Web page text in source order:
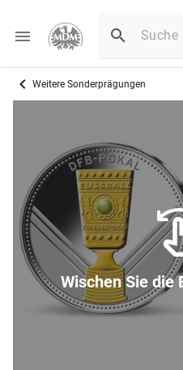
Weitere Sonderprägungen
Wischen Sie die